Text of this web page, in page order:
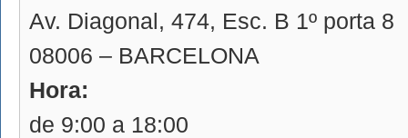
Av. Diagonal, 474, Esc. B 1º porta 8
08006 – BARCELONA
Hora:
de 9:00 a 18:00